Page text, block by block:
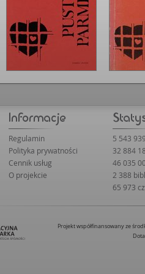
Regulamin
Polityka prywatności
Cennik usług
O projekcie
5 543
32 884
46 035
2 388
65 973
Projekt współfinansowany ze